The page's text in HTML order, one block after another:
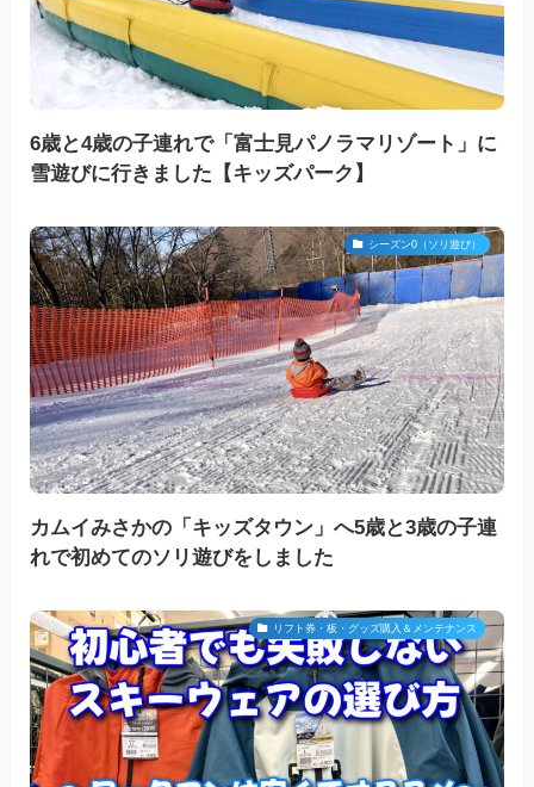
6歳と4歳の子連れで「富士見パノラマリゾート」に
雪遊びに行きました【キッズパーク】
シーズン0（ソリ遊び）
カムイみさかの「キッズタウン」へ5歳と3歳の子連
れで初めてのソリ遊びをしました
リフト券・板・グッズ購入＆メンテナンス